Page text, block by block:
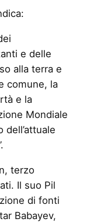
e delle
alla terra e
comune, la
e la
Mondiale
dell’attuale
terzo
Il suo Pil
di fonti
Babayev,